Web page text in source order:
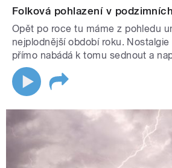
Folková pohlazení v
Opět po roce tu máme z pohledu
nejplodnější období roku.
přímo nabádá k tomu sednout a